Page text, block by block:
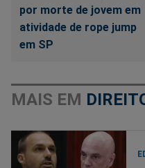
por morte de jovem em
atividade de rope jump
em SP
MAIS EM